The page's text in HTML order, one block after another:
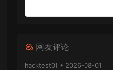
网友评论
hacktest01 • 2026-08-01